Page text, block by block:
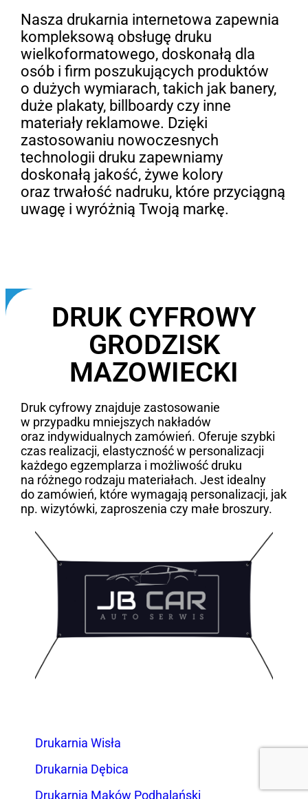
Nasza drukarnia internetowa zapewnia
kompleksową obsługę druku
wielkoformatowego, doskonałą dla
osób i firm poszukujących produktów
o dużych wymiarach, takich jak banery,
duże plakaty, billboardy czy inne
materiały reklamowe. Dzięki
zastosowaniu nowoczesnych
technologii druku zapewniamy
doskonałą jakość, żywe kolory
oraz trwałość nadruku, które przyciągną
uwagę i wyróżnią Twoją markę.
DRUK CYFROWY
GRODZISK
MAZOWIECKI
Druk cyfrowy znajduje zastosowanie
w przypadku mniejszych nakładów
oraz indywidualnych zamówień. Oferuje szybki
czas realizacji, elastyczność w personalizacji
każdego egzemplarza i możliwość druku
na różnego rodzaju materiałach. Jest idealny
do zamówień, które wymagają personalizacji, jak
np. wizytówki, zaproszenia czy małe broszury.
Drukarnia Wisła
Drukarnia Dębica
Drukarnia Maków Podhalański